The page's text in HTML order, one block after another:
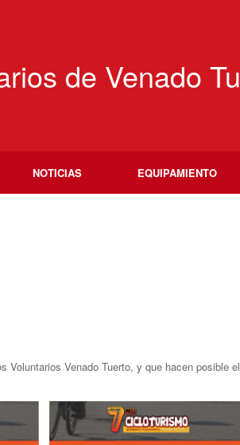
de Venado
NOTICIAS EQUIPAMIENTO
Venado Tuerto, y que hacen posible el